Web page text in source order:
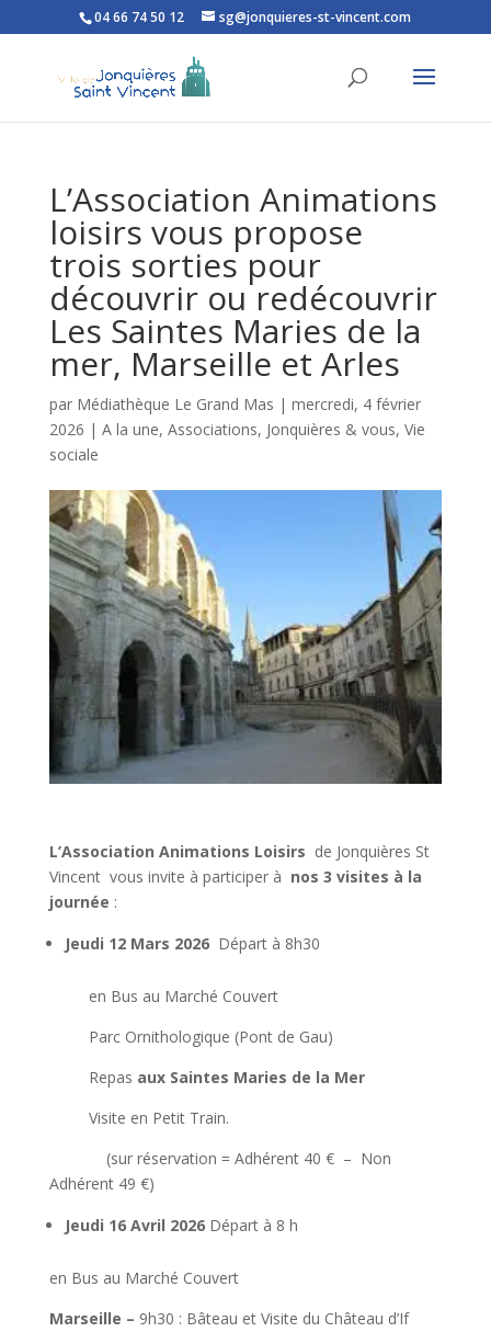
Ouvrir la barre d’outils
04 66 74 50 12 sg@jonquieres-st-vincent.com
L’Association Animations
loisirs vous propose
trois sorties pour
découvrir ou redécouvrir
Les Saintes Maries de la
mer, Marseille et Arles
par Médiathèque Le Grand Mas | mercredi, 4 février
2026 | A la une, Associations, Jonquières & vous, Vie
sociale
L’Association Animations Loisirs de Jonquières St
Vincent vous invite à participer à nos 3 visites à la
journée :
Jeudi 12 Mars 2026 Départ à 8h30
en Bus au Marché Couvert
Parc Ornithologique (Pont de Gau)
Repas aux Saintes Maries de la Mer
Visite en Petit Train.
(sur réservation = Adhérent 40 € – Non
Adhérent 49 €)
Jeudi 16 Avril 2026Départ à 8 h
en Bus au Marché Couvert
Marseille – 9h30 : Bâteau et Visite du Château d’If